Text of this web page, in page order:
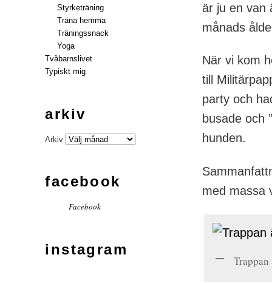
är ju en van
månads
När vi kom
till
party och
busade och
hunden.
med massa
Styrketräning
Träna hemma
Träningssnack
Yoga
Tvåbarnslivet
Typiskt mig
arkiv
Arkiv
facebook
Facebook
instagram